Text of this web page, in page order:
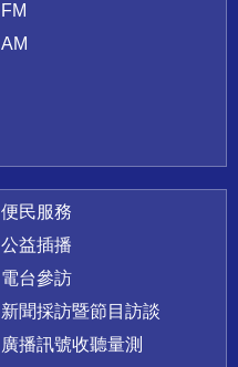
FM
AM
便民服務
公益插播
電台參訪
新聞採訪暨節目訪談
廣播訊號收聽量測